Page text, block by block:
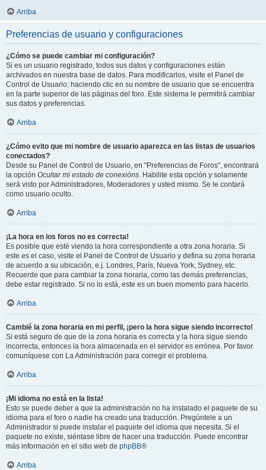
Arriba
Preferencias de usuario y configuraciones
¿Cómo se puede cambiar mi configuración?
Si es un usuario registrado, todos sus datos y configuraciones están
archivados en nuestra base de datos. Para modificarlos, visite el Panel de
Control de Usuario; haciendo clic en su nombre de usuario que se encuentra
en la parte superior de las páginas del foro. Este sistema le permitirá cambiar
sus datos y preferencias.
Arriba
¿Cómo evito que mi nombre de usuario aparezca en las listas de usuarios
conectados?
Desde su Panel de Control de Usuario, en "Preferencias de Foros", encontrará
la opción Ocultar mi estado de conexións. Habilite esta opción y solamente
será visto por Administradores, Moderadores y usted mismo. Se le contará
como usuario oculto.
Arriba
¡La hora en los foros no es correcta!
Es posible que esté viendo la hora correspondiente a otra zona horaria. Si
este es el caso, visite el Panel de Control de Usuario y defina su zona horaria
de acuerdo a su ubicación, e.j. Londres, París, Nueva York, Sydney, etc.
Recuerde que para cambiar la zona horaria, como las demás preferencias,
debe estar registrado. Si no lo está, este es un buen momento para hacerlo.
Arriba
Cambié la zona horaria en mi perfil, ¡pero la hora sigue siendo incorrecto!
Si está seguro de que de la zona horaria es correcta y la hora sigue siendo
incorrecta, entonces la hora almacenada en el servidor es errónea. Por favor
comuníquese con La Administración para corregir el problema.
Arriba
¡Mi idioma no está en la lista!
Esto se puede deber a que la administración no ha instalado el paquete de su
idioma para el foro o nadie ha creado una traducción. Pregúntele a un
Administrador si puede instalar el paquete del idioma que necesita. Si el
paquete no existe, siéntase libre de hacer una traducción. Puede encontrar
más información en el sitio web de phpBB®
Arriba